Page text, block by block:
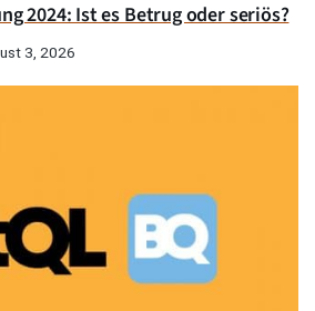
2024: Ist es Betrug oder seriös?
3, 2026